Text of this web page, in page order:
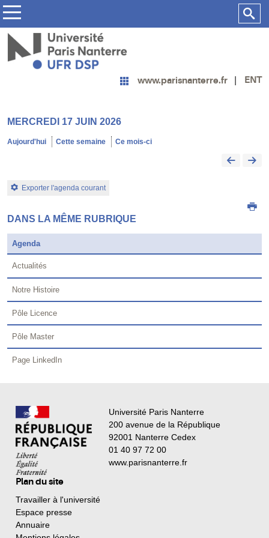
www.parisnanterre.fr ENT
MERCREDI 17 JUIN 2026
Aujourd'hui Cette semaine Ce mois-ci
Exporter l'agenda courant
DANS LA MÊME RUBRIQUE
Agenda
Actualités
Notre Histoire
Pôle Licence
Pôle Master
Page LinkedIn
Université Paris Nanterre
200 avenue de la République
92001 Nanterre Cedex
01 40 97 72 00
www.parisnanterre.fr
Plan du site
Travailler à l'université
Espace presse
Annuaire